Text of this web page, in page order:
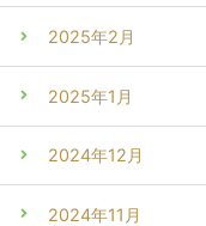
2025年2月
2025年1月
2024年12月
2024年11月